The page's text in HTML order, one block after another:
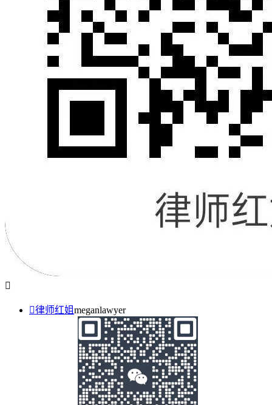

律师红姐meganlawyer